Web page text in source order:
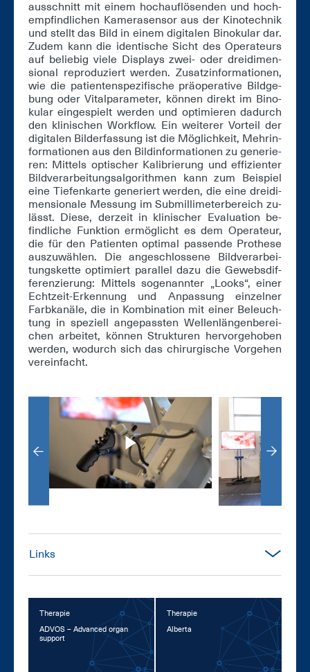
aus­schnitt mit ei­nem hoch­auf­lö­sen­den und hoch­
emp­find­li­chen Ka­me­ra­sen­sor aus der Ki­no­tech­nik
und stellt das Bild in ei­nem di­gi­ta­len Bi­no­ku­lar dar.
Zu­dem kann die iden­ti­sche Sicht des Ope­ra­teurs
auf be­lie­big vie­le Dis­plays zwei- oder drei­di­men­
sio­nal re­pro­du­ziert wer­den. Zu­satz­in­for­ma­tio­nen,
wie die pa­ti­en­ten­spe­zi­fi­sche prä­ope­ra­ti­ve Bild­ge­
bung oder Vi­tal­pa­ra­me­ter, kön­nen di­rekt im Bi­no­
ku­lar ein­ge­spielt wer­den und op­ti­mie­ren da­durch
den kli­ni­schen Work­flow. Ein wei­te­rer Vor­teil der
di­gi­ta­len Bil­der­fas­sung ist die Mög­lich­keit, Meh­r­in­
for­ma­tio­nen aus den Bild­in­for­ma­tio­nen zu ge­ne­rie­
ren: Mit­tels op­ti­scher Ka­li­brie­rung und ef­fi­zi­en­ter
Bild­ver­ar­bei­tungs­al­go­rith­men kann zum Bei­spiel
ei­ne Tie­fen­kar­te ge­ne­riert wer­den, die ei­ne drei­di­
men­sio­na­le Mes­sung im Sub­mil­li­me­ter­be­reich zu­
lässt. Die­se, der­zeit in kli­ni­scher Eva­lua­ti­on be­
find­li­che Funk­ti­on er­mög­licht es dem Ope­ra­teur,
die für den Pa­ti­en­ten op­ti­mal pas­sen­de Pro­the­se
aus­zu­wäh­len. Die an­ge­schlos­se­ne Bild­ver­ar­bei­
tungs­ket­te op­ti­miert par­al­lel da­zu die Ge­webs­dif­
fe­ren­zie­rung: Mit­tels so­ge­nann­ter „Looks“, ei­ner
Echt­zeit-Er­ken­nung und An­pas­sung ein­zel­ner
Farb­ka­nä­le, die in Kom­bi­na­ti­on mit ei­ner Be­leuch­
tung in spe­zi­ell an­ge­pass­ten Wel­len­län­gen­be­rei­
chen ar­bei­tet, kön­nen Struk­tu­ren her­vor­ge­ho­ben
wer­den, wo­durch sich das chir­ur­gi­sche Vor­ge­hen
ver­ein­facht.
Links
Therapie
AD­VOS – Ad­van­ced or­gan
sup­port
Therapie
Al­ber­ta